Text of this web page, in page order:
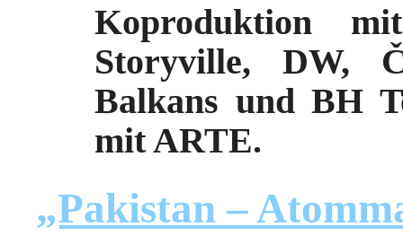
Koproduktion
Storyville, DW,
Balkans und BH
mit ARTE.
„Pakistan –